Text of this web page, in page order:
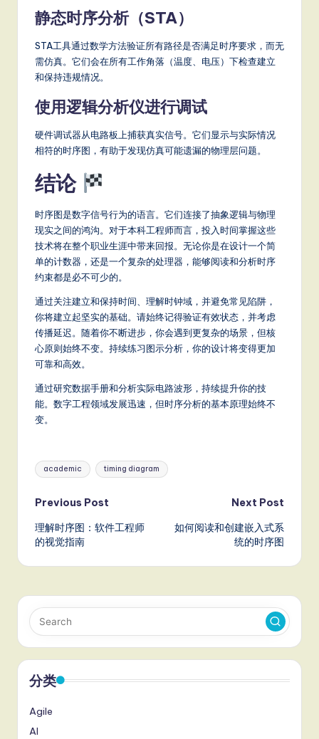
静态时序分析（STA）
STA工具通过数学方法验证所有路径是否满足时序要求，而无
需仿真。它们会在所有工作角落（温度、电压）下检查建立
和保持违规情况。
使用逻辑分析仪进行调试
硬件调试器从电路板上捕获真实信号。它们显示与实际情况
相符的时序图，有助于发现仿真可能遗漏的物理层问题。
结论
时序图是数字信号行为的语言。它们连接了抽象逻辑与物理
现实之间的鸿沟。对于本科工程师而言，投入时间掌握这些
技术将在整个职业生涯中带来回报。无论你是在设计一个简
单的计数器，还是一个复杂的处理器，能够阅读和分析时序
约束都是必不可少的。
通过关注建立和保持时间、理解时钟域，并避免常见陷阱，
你将建立起坚实的基础。请始终记得验证有效状态，并考虑
传播延迟。随着你不断进步，你会遇到更复杂的场景，但核
心原则始终不变。持续练习图示分析，你的设计将变得更加
可靠和高效。
通过研究数据手册和分析实际电路波形，持续提升你的技
能。数字工程领域发展迅速，但时序分析的基本原理始终不
变。
Tags:
academic timing diagram
Post
navigation
Previous Post
理解时序图：软件工程师
的视觉指南
Next Post
如何阅读和创建嵌入式系
统的时序图
分类
Agile
AI